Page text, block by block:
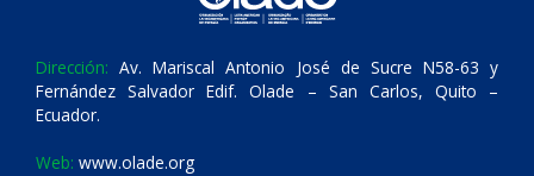
Dirección: Av. Mariscal Antonio José de Sucre N58-63 y
Fernández Salvador Edif. Olade – San Carlos, Quito –
Ecuador.
Web: www.olade.org